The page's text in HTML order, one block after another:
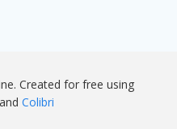
Created for free using
Colibri